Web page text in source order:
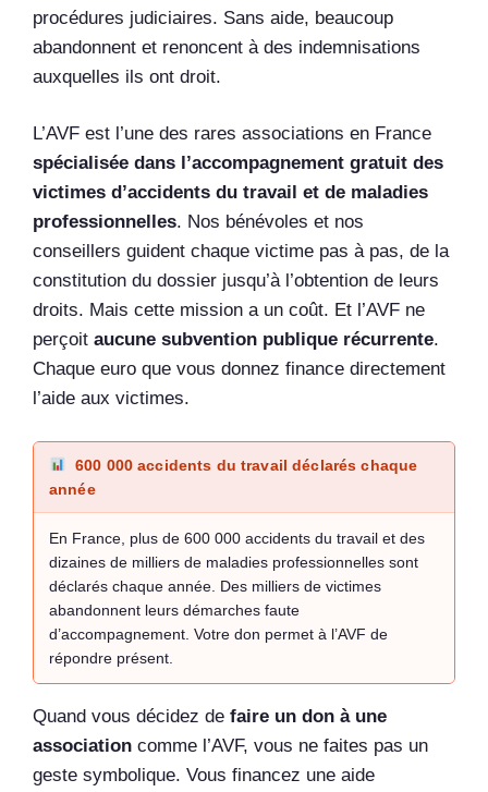
procédures judiciaires. Sans aide, beaucoup
abandonnent et renoncent à des indemnisations
auxquelles ils ont droit.
L’AVF est l’une des rares associations en France
spécialisée dans l’accompagnement gratuit des
victimes d’accidents du travail et de maladies
professionnelles. Nos bénévoles et nos
conseillers guident chaque victime pas à pas, de la
constitution du dossier jusqu’à l’obtention de leurs
droits. Mais cette mission a un coût. Et l’AVF ne
perçoit aucune subvention publique récurrente.
Chaque euro que vous donnez finance directement
l’aide aux victimes.
600 000 accidents du travail déclarés chaque
année
En France, plus de 600 000 accidents du travail et des
dizaines de milliers de maladies professionnelles sont
déclarés chaque année. Des milliers de victimes
abandonnent leurs démarches faute
d’accompagnement. Votre don permet à l’AVF de
répondre présent.
Quand vous décidez de faire un don à une
association comme l’AVF, vous ne faites pas un
geste symbolique. Vous financez une aide